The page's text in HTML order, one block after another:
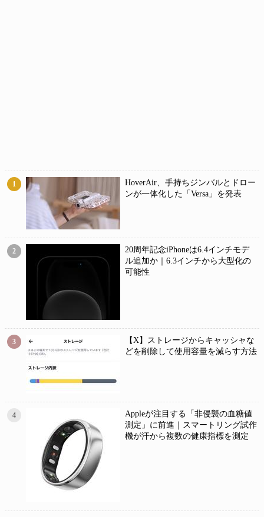
1
HoverAir、手持ちジンバルとドロー
ンが一体化した「Versa」を発表
2
20周年記念iPhoneは6.4インチモデ
ル追加か｜6.3インチから大型化の
可能性
3
【X】ストレージからキャッシャな
どを削除して使用容量を減らす方法
4
Appleが注目する「非侵襲の血糖値
測定」に前進｜スマートリング試作
機が汗から複数の健康指標を測定